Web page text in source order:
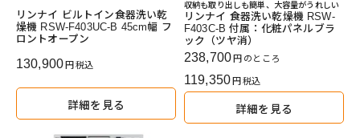
リンナイ ビルトイン食器洗い乾
燥機 RSW-F403UC-B 45cm幅 フ
ロントオープン
130,900 税込
詳細を見る
収納も取り出しも簡単、大容量がうれしい
リンナイ 食器洗い乾燥機 RSW-
F403C-B 付属：化粧パネルブラ
ック（ツヤ消）
238,700 のところ
119,350 税込
詳細を見る